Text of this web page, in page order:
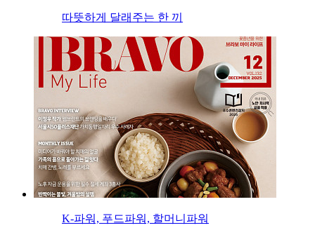
따뜻하게 달래주는 한 끼
K-파워, 푸드파워, 할머니파워